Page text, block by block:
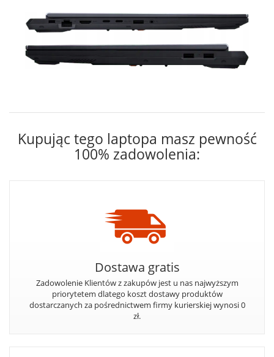
Kupując tego laptopa masz pewność
100% zadowolenia:
Dostawa gratis
Zadowolenie Klientów z zakupów jest u nas najwyższym
priorytetem dlatego koszt dostawy produktów
dostarczanych za pośrednictwem firmy kurierskiej wynosi 0
zł.